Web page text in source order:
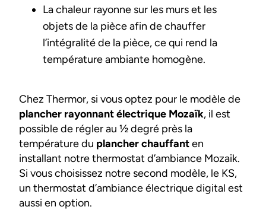
La chaleur rayonne sur les murs et les
objets de la pièce afin de chauffer
l’intégralité de la pièce, ce qui rend la
température ambiante homogène.
Chez Thermor, si vous optez pour le modèle de
plancher rayonnant électrique Mozaïk, il est
possible de régler au ½ degré près la
température du plancher chauffanten
installant notre thermostat d’ambiance Mozaïk.
Si vous choisissez notre second modèle, le KS,
un thermostat d’ambiance électrique digital est
aussi en option.